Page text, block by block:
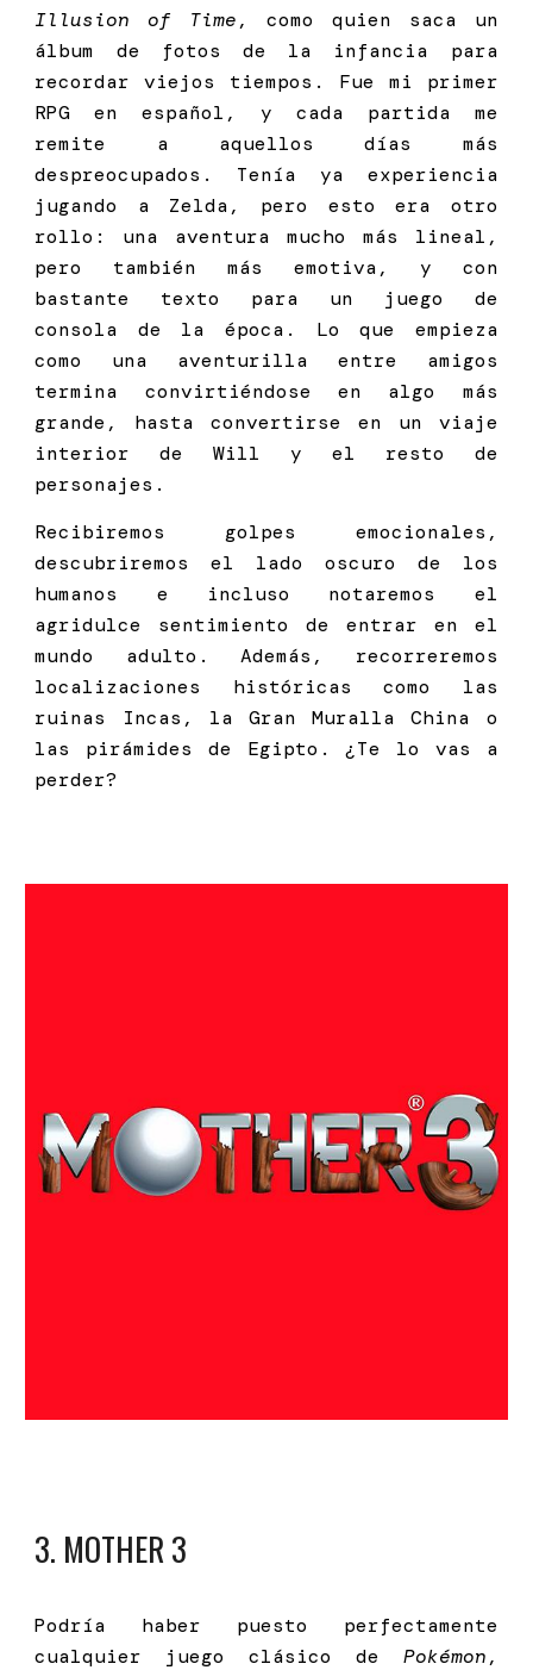
Illusion of Time, como quien saca un
álbum de fotos de la infancia para
recordar viejos tiempos. Fue mi primer
RPG en español, y cada partida me
remite a aquellos días más
despreocupados. Tenía ya experiencia
jugando a Zelda, pero esto era otro
rollo: una aventura mucho más lineal,
pero también más emotiva, y con
bastante texto para un juego de
consola de la época. Lo que empieza
como una aventurilla entre amigos
termina convirtiéndose en algo más
grande, hasta convertirse en un viaje
interior de Will y el resto de
personajes.
Recibiremos golpes emocionales,
descubriremos el lado oscuro de los
humanos e incluso notaremos el
agridulce sentimiento de entrar en el
mundo adulto. Además, recorreremos
localizaciones históricas como las
ruinas Incas, la Gran Muralla China o
las pirámides de Egipto. ¿Te lo vas a
perder?
3. MOTHER 3
Podría haber puesto perfectamente
cualquier juego clásico de Pokémon,